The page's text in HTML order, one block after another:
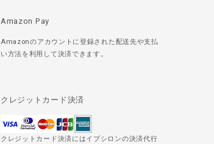
Amazon Pay
Amazonのアカウントに登録された配送先や支払
い方法を利用して決済できます。
クレジットカード決済
クレジットカード決済にはイプシロンの決済代行